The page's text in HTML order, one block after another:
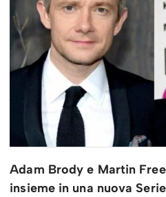
Adam Brody e Martin
insieme in una nuova